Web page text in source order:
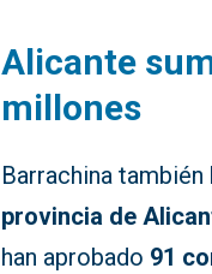
Alicante
millones
Barrachina
provincia de
han aprobado 91